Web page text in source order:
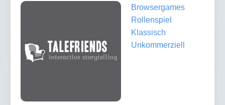
Browsergames
Rollenspiel
Klassisch
Unkommerziell